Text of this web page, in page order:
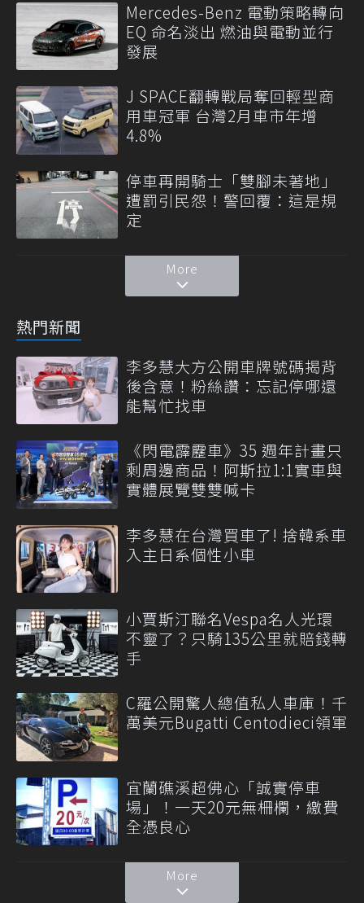
Mercedes-Benz 電動策略轉向
EQ 命名淡出 燃油與電動並行
發展
J SPACE翻轉戰局奪回輕型商
用車冠軍 台灣2月車市年增
4.8%
停車再開騎士「雙腳未著地」
遭罰引民怨！警回覆：這是規
定
More
熱門新聞
李多慧大方公開車牌號碼揭背
後含意！粉絲讚：忘記停哪還
能幫忙找車
《閃電霹靂車》35 週年計畫只
剩周邊商品！阿斯拉1:1實車與
實體展覽雙雙喊卡
李多慧在台灣買車了! 捨韓系車
入主日系個性小車
小賈斯汀聯名Vespa名人光環
不靈了？只騎135公里就賠錢轉
手
C羅公開驚人總值私人車庫！千
萬美元Bugatti Centodieci領軍
宜蘭礁溪超佛心「誠實停車
場」！一天20元無柵欄，繳費
全憑良心
More